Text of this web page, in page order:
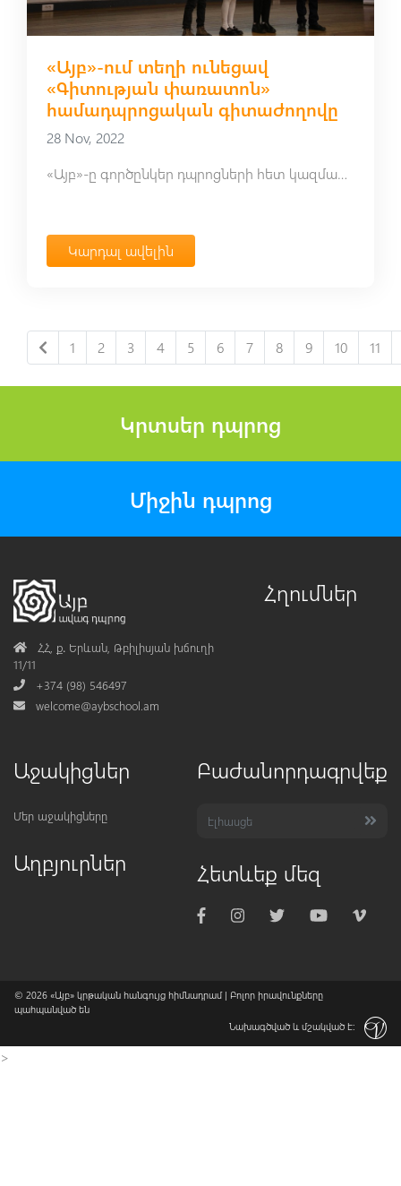
«Այբ»-ում տեղի ունեցավ
«Գիտության փառատոն»
համադպրոցական գիտաժողովը
28 Nov, 2022
«Այբ»-ը գործընկեր դպրոցների հետ կազմակերպեց «Գիտության փառատոն» համադպրոցական գիտաժողովը
Կարդալ ավելին
1 2 3 4 5 6 7 8 9 10 11
Կրտսեր դպրոց
Միջին դպրոց
AddressՀՀ, ք․ Երևան, Թբիլիսյան խճուղի
11/11
Phone+374 (98) 546497
Mail
welcome@aybschool.am
Հղումներ
Աջակիցներ
Մեր աջակիցները
Աղբյուրներ
Բաժանորդագրվեք
Հետևեք մեզ
© 2026 «Այբ» կրթական հանգույց հիմնադրամ| Բոլոր իրավունքները
պահպանված են
Նախագծված և մշակված է:
>